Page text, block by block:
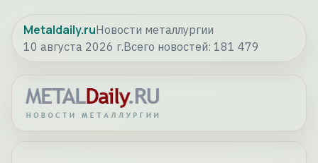
Metaldaily.ruНовости металлургии
10 августа 2026 г.Всего новостей: 181 479